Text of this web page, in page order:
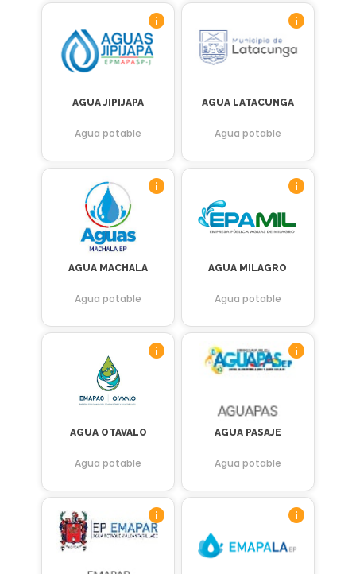
AGUA JIPIJAPA
Agua potable
AGUA LATACUNGA
Agua potable
AGUA MACHALA
Agua potable
AGUA MILAGRO
Agua potable
AGUA OTAVALO
Agua potable
AGUA PASAJE
Agua potable